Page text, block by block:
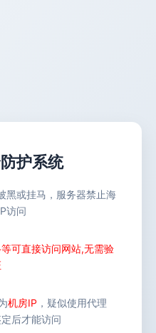
护系统
黑或挂马，服务器禁止海
访问
可直接访问网站,无需验
机房IP ，疑似使用代理
后才能访问